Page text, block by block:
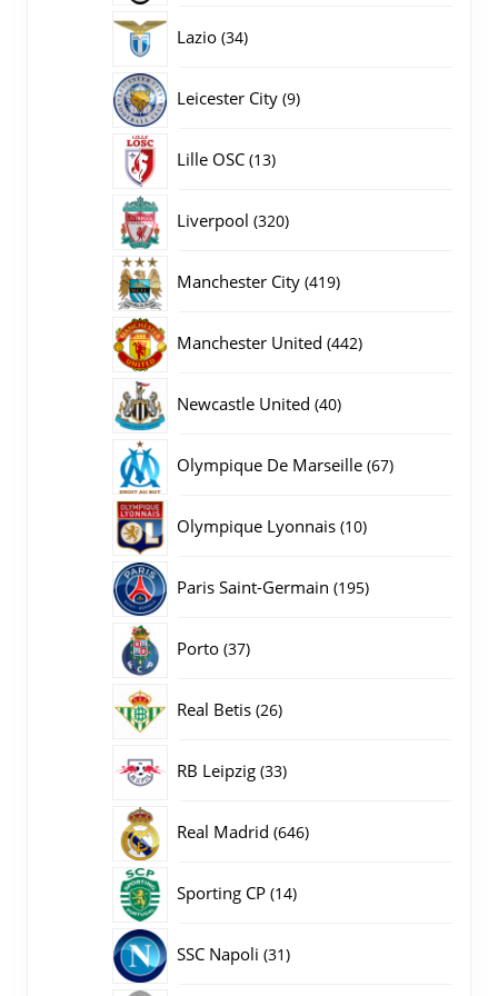
Lazio 3434
Leicester City 99
Lille OSC 1313
Liverpool 320320
Manchester City 419419
Manchester United 442442
Newcastle United 4040
Olympique De Marseille 6767
Olympique Lyonnais 1010
Paris Saint-Germain 195195
Porto 3737
Real Betis 2626
RB Leipzig 3333
Real Madrid 646646
Sporting CP 1414
SSC Napoli 3131